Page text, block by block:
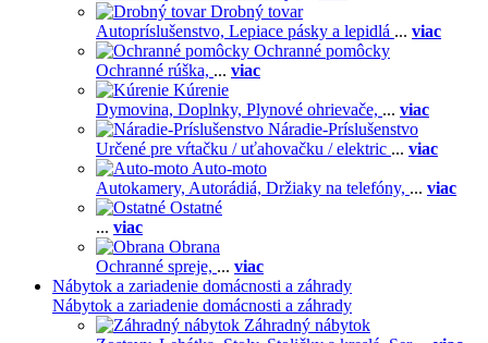
Drobný tovar
Autopríslušenstvo, Lepiace pásky a lepidlá ... viac
Ochranné pomôcky
Ochranné rúška, ... viac
Kúrenie
Dymovina, Doplnky, Plynové ohrievače, ... viac
Náradie-Príslušenstvo
Určené pre vŕtačku / uťahovačku / elektric ... viac
Auto-moto
Autokamery, Autorádiá, Držiaky na telefóny, ... viac
Ostatné
... viac
Obrana
Ochranné spreje, ... viac
Nábytok a zariadenie domácnosti a záhrady
Nábytok a zariadenie domácnosti a záhrady
Záhradný nábytok